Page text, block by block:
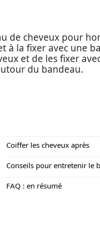
de cheveux pour
à la fixer avec une
et de les fixer
du bandeau.
Coiffer les cheveux après
Conseils pour entretenir le
FAQ : en résumé